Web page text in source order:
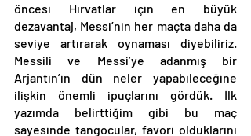
öncesi Hırvatlar için en büyük
dezavantaj, Messi’nin her maçta daha da
seviye artırarak oynaması diyebiliriz.
Messili ve Messi’ye adanmış bir
Arjantin’in dün neler yapabileceğine
ilişkin önemli ipuçlarını gördük. İlk
yazımda belirttiğim gibi bu maç
sayesinde tangocular, favori olduklarını